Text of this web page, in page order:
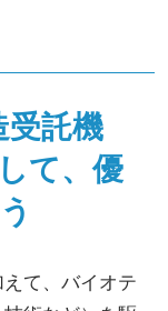
受託機
て、優
て、バイオテ